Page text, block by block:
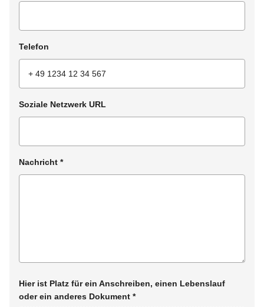
Telefon
Soziale Netzwerk URL
Nachricht *
Hier ist Platz für ein Anschreiben, einen Lebenslauf
oder ein anderes Dokument *